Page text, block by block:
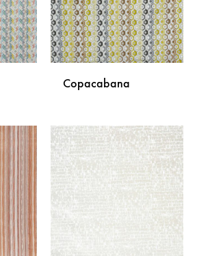
DODAJ
NA
LISTU
ŽELJA
Copacabana
NA
LISTU
ŽELJA